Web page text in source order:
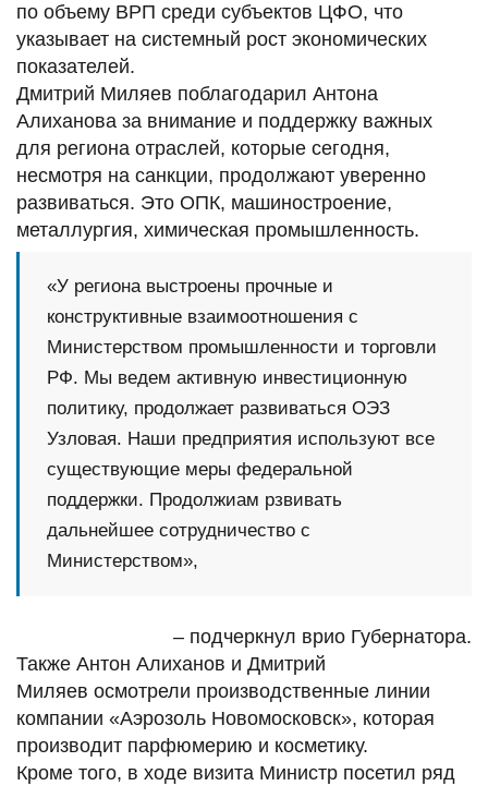
по объему ВРП среди субъектов ЦФО, что
указывает на системный рост экономических
показателей.
Дмитрий Миляев поблагодарил Антона
Алиханова за внимание и поддержку важных
для региона отраслей, которые сегодня,
несмотря на санкции, продолжают уверенно
развиваться. Это ОПК, машиностроение,
металлургия, химическая промышленность.
«У региона выстроены прочные и
конструктивные взаимоотношения с
Министерством промышленности и торговли
РФ. Мы ведем активную инвестиционную
политику, продолжает развиваться ОЭЗ
Узловая. Наши предприятия используют все
существующие меры федеральной
поддержки. Продолжиам рзвивать
дальнейшее сотрудничество с
Министерством»,
– подчеркнул врио Губернатора.
Также Антон Алиханов и Дмитрий
Миляев осмотрели производственные линии
компании «Аэрозоль Новомосковск», которая
производит парфюмерию и косметику.
Кроме того, в ходе визита Министр посетил ряд